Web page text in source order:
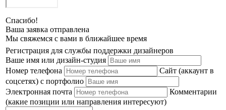
Спасибо!
Ваша заявка отправлена
Мы свяжемся с вами в ближайшее время
Регистрация для службы поддержки дизайнеров
Ваше имя или дизайн-студия
Номер телефона
Сайт (аккаунт в
соцсетях) с портфолио
Электронная почта
Комментарии
(какие позиции или направления интересуют)